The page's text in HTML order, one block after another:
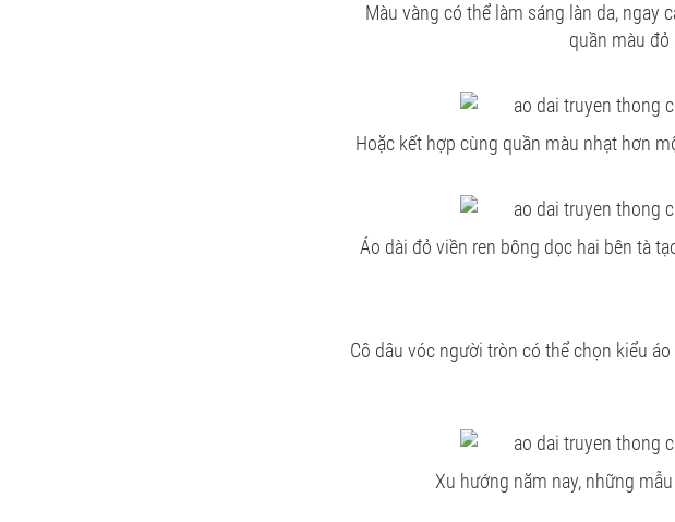
Màu vàng có thể làm sáng làn da, ngay
quần màu
Hoặc kết hợp cùng quần màu nhạt hơn
Áo dài đỏ viền ren bông dọc hai bên tà
Cô dâu vóc người tròn có thể chọn kiểu
Xu hướng năm nay, những